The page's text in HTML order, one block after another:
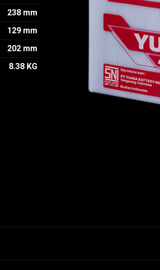
238 mm
129 mm
202 mm
8.38 KG